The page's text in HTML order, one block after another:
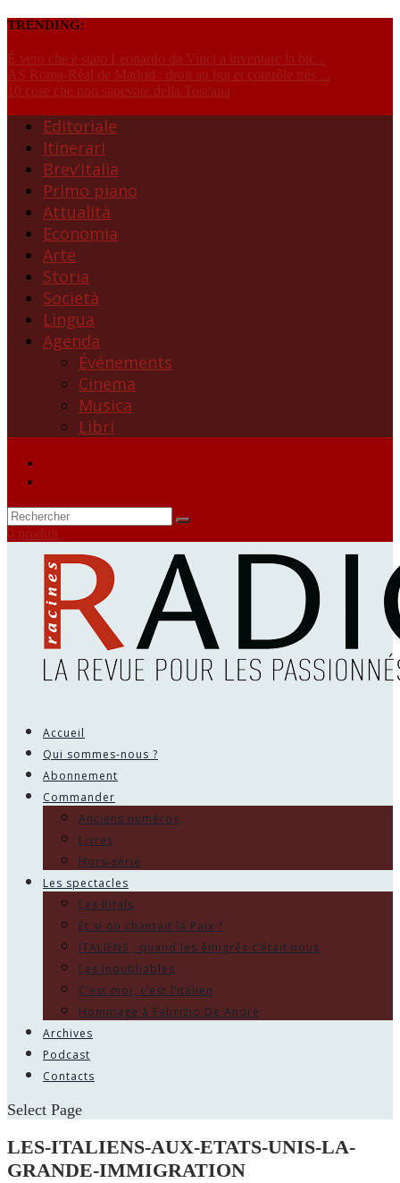
TRENDING:
È vero che è stato Leonardo da Vinci a inventare la bic...
AS Roma-Réal de Madrid : droit au but et contrôle très ...
10 cose che non sapevate della Toscana
Editoriale
Itinerari
Brev’Italia
Primo piano
Attualità
Economia
Arte
Storia
Società
Lingua
Agenda
Événements
Cinema
Musica
Libri
0 produit
Accueil
Qui sommes-nous ?
Abonnement
Commander
Anciens numéros
Livres
Hors-série
Les spectacles
Les Ritals
Et si on chantait la Paix ?
ITALIENS , quand les émigrés c’était nous
Les Inoubliables
C’est moi, c’est l’italien
Hommage à Fabrizio De André
Archives
Podcast
Contacts
Select Page
LES-ITALIENS-AUX-ETATS-UNIS-LA-
GRANDE-IMMIGRATION